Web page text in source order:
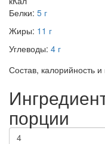
Белки: 5 г
Жиры: 11 г
Углеводы: 4 г
Состав, калорийность
порции